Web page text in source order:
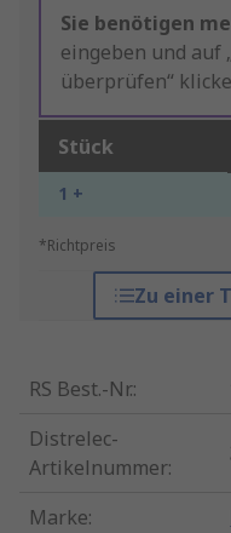
Sie benötigen
eingeben und
überprüfen“
Stück
1 +
*Richtpreis
Zu einer
RS Best.-Nr.:
Distrelec-
Artikelnummer:
Marke: